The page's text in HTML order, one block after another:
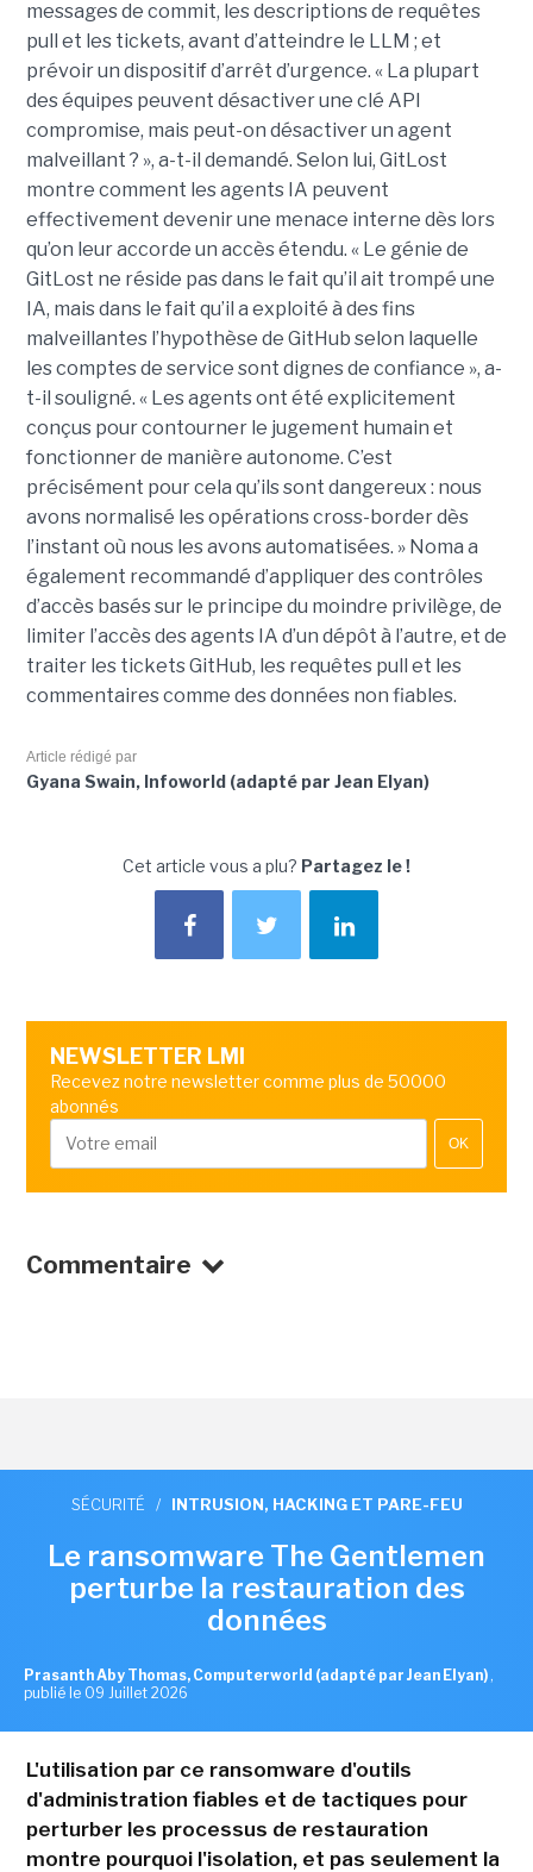
messages de commit, les descriptions de requêtes
pull et les tickets, avant d’atteindre le LLM ; et
prévoir un dispositif d’arrêt d’urgence. « La plupart
des équipes peuvent désactiver une clé API
compromise, mais peut-on désactiver un agent
malveillant ? », a-t-il demandé. Selon lui, GitLost
montre comment les agents IA peuvent
effectivement devenir une menace interne dès lors
qu’on leur accorde un accès étendu. « Le génie de
GitLost ne réside pas dans le fait qu’il ait trompé une
IA, mais dans le fait qu’il a exploité à des fins
malveillantes l’hypothèse de GitHub selon laquelle
les comptes de service sont dignes de confiance », a-
t-il souligné. « Les agents ont été explicitement
conçus pour contourner le jugement humain et
fonctionner de manière autonome. C’est
précisément pour cela qu’ils sont dangereux : nous
avons normalisé les opérations cross-border dès
l’instant où nous les avons automatisées. » Noma a
également recommandé d’appliquer des contrôles
d’accès basés sur le principe du moindre privilège, de
limiter l’accès des agents IA d’un dépôt à l’autre, et de
traiter les tickets GitHub, les requêtes pull et les
commentaires comme des données non fiables.
Article rédigé par
Gyana Swain, Infoworld (adapté par Jean Elyan)
Cet article vous a plu? Partagez le !
NEWSLETTER LMI
Recevez notre newsletter comme plus de 50000
abonnés
OK
Commentaire
SÉCURITÉ / INTRUSION, HACKING ET PARE-FEU
Le ransomware The Gentlemen
perturbe la restauration des
données
Prasanth Aby Thomas, Computerworld (adapté par Jean Elyan) ,
publié le 09 Juillet 2026
L'utilisation par ce ransomware d'outils
d'administration fiables et de tactiques pour
perturber les processus de restauration
montre pourquoi l'isolation, et pas seulement la